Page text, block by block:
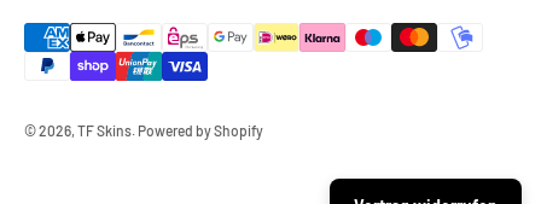
© 2026, TF Skins. Powered by Shopify